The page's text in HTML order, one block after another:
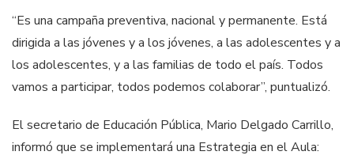
“Es una campaña preventiva, nacional y permanente. Está
dirigida a las jóvenes y a los jóvenes, a las adolescentes y a
los adolescentes, y a las familias de todo el país. Todos
vamos a participar, todos podemos colaborar”, puntualizó.
El secretario de Educación Pública, Mario Delgado Carrillo,
informó que se implementará una Estrategia en el Aula: